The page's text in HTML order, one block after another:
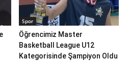
Spor
Öğrencimiz Master
Basketball League U12
Kategorisinde Şampiyon Oldu